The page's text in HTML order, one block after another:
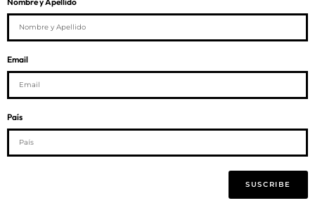
Email
País
SUSCRIBE